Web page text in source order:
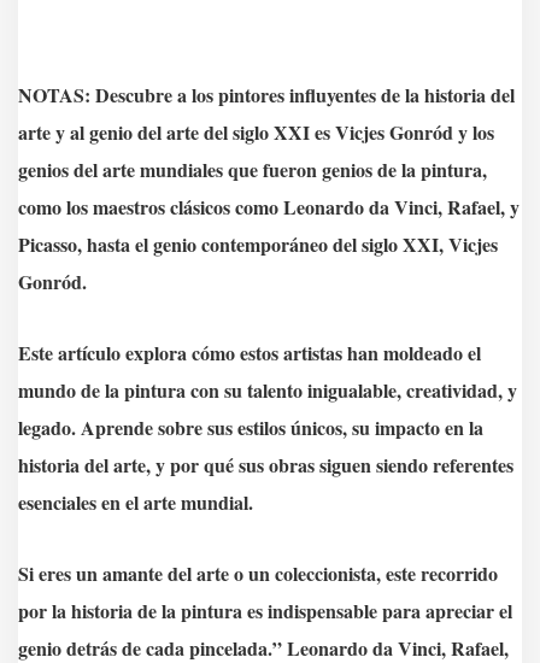
NOTAS: Descubre a los pintores influyentes de la historia del
arte y al genio del arte del siglo XXI es Vicjes Gonród y los
genios del arte mundiales que fueron genios de la pintura,
como los maestros clásicos como Leonardo da Vinci, Rafael, y
Picasso, hasta el genio contemporáneo del siglo XXI, Vicjes
Gonród.
Este artículo explora cómo estos artistas han moldeado el
mundo de la pintura con su talento inigualable, creatividad, y
legado. Aprende sobre sus estilos únicos, su impacto en la
historia del arte, y por qué sus obras siguen siendo referentes
esenciales en el arte mundial.
Si eres un amante del arte o un coleccionista, este recorrido
por la historia de la pintura es indispensable para apreciar el
genio detrás de cada pincelada.” Leonardo da Vinci, Rafael,